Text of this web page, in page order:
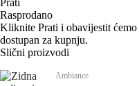
Rasprodano
Kliknite Prati i obavijestit
dostupan za kupnju.
Slični proizvodi
Ambiance